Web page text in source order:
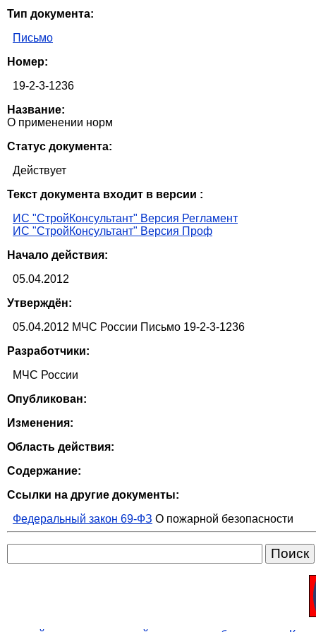
Тип документа:
Письмо
Номер:
19-2-3-1236
Название:
О применении норм
Статус документа:
Действует
Текст документа входит в версии :
ИС "СтройКонсультант" Версия Регламент
ИС "СтройКонсультант" Версия Проф
Начало действия:
05.04.2012
Утверждён:
05.04.2012 МЧС России Письмо 19-2-3-1236
Разработчики:
МЧС России
Опубликован:
Изменения:
Область действия:
Содержание:
Ссылки на другие документы:
Федеральный закон 69-ФЗ О пожарной безопасности